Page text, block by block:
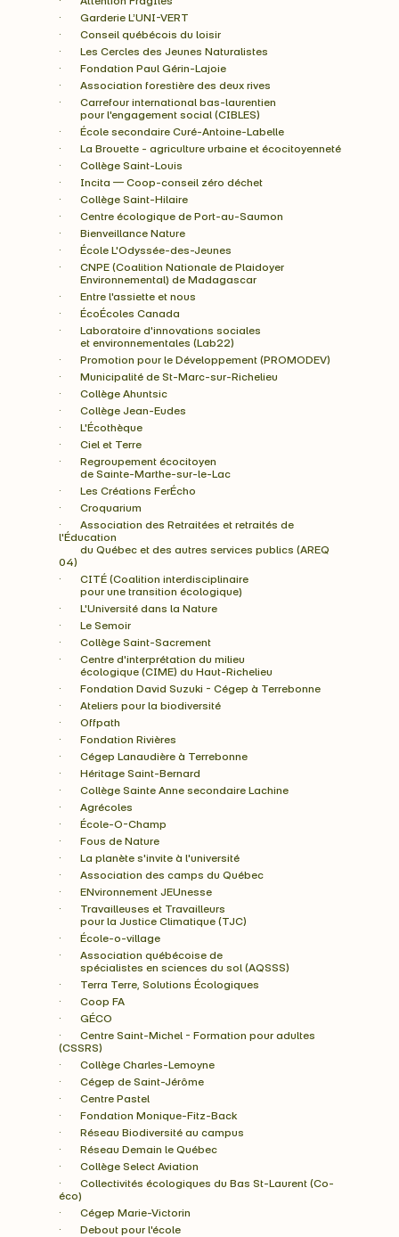
·       Garderie L’UNI-VERT
·       Conseil québécois du loisir
·       Les Cercles des Jeunes Naturalistes
·       Fondation Paul Gérin-Lajoie
·       Association forestière des deux rives
·       Carrefour international bas-laurentien
        pour l'engagement social (CIBLES)
·       École secondaire Curé-Antoine-Labelle
·       La Brouette - agriculture urbaine et écocitoyenneté
·       Collège Saint-Louis
·       Incita — Coop-conseil zéro déchet
·       Collège Saint-Hilaire
·       Centre écologique de Port-au-Saumon
·       Bienveillance Nature
·       École L'Odyssée-des-Jeunes
·       CNPE (Coalition Nationale de Plaidoyer
        Environnemental) de Madagascar
·       Entre l'assiette et nous
·       ÉcoÉcoles Canada
·       Laboratoire d'innovations sociales
        et environnementales (Lab22)
·       Promotion pour le Développement (PROMODEV)
·       Municipalité de St-Marc-sur-Richelieu
·       Collège Ahuntsic
·       Collège Jean-Eudes
·       L'Écothèque
·       Ciel et Terre
·       Regroupement écocitoyen
        de Sainte-Marthe-sur-le-Lac
·       Les Créations FerÉcho
·       Croquarium
·       Association des Retraitées et retraités de
l'Éducation
04)
·       CITÉ (Coalition interdisciplinaire
        pour une transition écologique)
·       L'Université dans la Nature
·       Le Semoir
·       Collège Saint-Sacrement
·       Centre d'interprétation du milieu
        écologique (CIME) du Haut-Richelieu
·       Fondation David Suzuki - Cégep à Terrebonne
·       Ateliers pour la biodiversité
·       Offpath
·       Fondation Rivières
·       Cégep Lanaudière à Terrebonne
·       Héritage Saint-Bernard
·       Collège Sainte Anne secondaire Lachine
·       Agrécoles
·       École-O-Champ
·       Fous de Nature
·       La planète s'invite à l'université
·       Association des camps du Québec
·       ENvironnement JEUnesse
·       Travailleuses et Travailleurs
        pour la Justice Climatique (TJC)
·       École-o-village
·       Association québécoise de
        spécialistes en sciences du sol (AQSSS)
·       Terra Terre, Solutions Écologiques
·       Coop FA
·       GÉCO
·       Centre Saint-Michel - Formation pour adultes
(CSSRS)
·       Collège Charles-Lemoyne
·       Cégep de Saint-Jérôme
·       Centre Pastel
·       Fondation Monique-Fitz-Back
·       Réseau Biodiversité au campus
·       Réseau Demain le Québec
·       Collège Select Aviation
·       Collectivités écologiques du Bas St-Laurent (Co-
éco)
·       Cégep Marie-Victorin
·       Debout pour l'école